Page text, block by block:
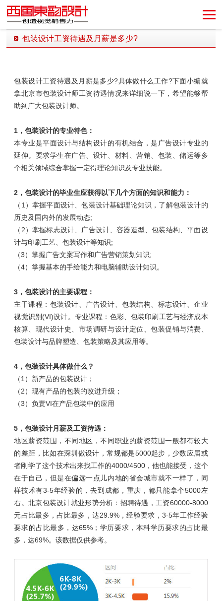
包装设计工资待遇及月薪是多少?
包装设计工资待遇及月薪是多少?具体做什么工作?下面小编就
拿北京市包装设计师工资待遇情况来详细说一下，希望能够帮
助到广大包装设计师。
1，包装设计的专业特色：
本专业是平面设计与结构设计的有机结合，是广告设计专业的
延伸。要求学生在广告、设计、材料、营销、包装、储运等多
个相关领域综合掌握一定得理论知识及专业技能。
2，包装设计的毕业生应获得以下几个方面的知识和能力：
（1）掌握平面设计、包装设计基础理论知识，了解包装设计的
历史及国内外的发展动态;
（2）掌握标志设计、广告设计、容器造型、包装结构、平面设
计与印刷工艺、包装设计等知识;
（3）掌握广告文案写作和广告营销策划知识;
（4）掌握基本的手绘能力和电脑辅助设计知识。
3，包装设计的主要课程：
主干课程：包装设计、广告设计、包装结构、标志设计、企业
视觉识别 (VI)设计。专业课程：色彩、包装印刷工艺与经济成本
核算、现代设计史、市场调研与设计定位、包装促销与消费、
包装设计与品牌塑造、包装策略及其应用等。
4，包装设计具体做什么？
（1） 新产品的包装设计；
（2）现有产品的包装的改进升级；
（3）负责VI在产品包装中的应用
5，包装设计月薪及工资待遇：
地区薪资范围，不同地区，不同职业的薪资范围一般都有较大
的差距，比如在深圳做设计，常规都是5000起步，少数应届或
者刚学了这个技术出来找工作的4000/4500，他也能接受，这个
在于自己，但是在偏远一点儿内地的省会城市就不一样了，同
样技术有3-5年经验的，去到成都，重庆，都只能拿个5000左
右。北京包装设计就业形势分析：招聘待遇，工资60000-8000
元占比最多，占比最多，达29.9%，经验要求，3-5年工作经验
要求的占比最多，达65%；学历要求，本科学历要求的占比最
多，达69%。该数据仅供参考。